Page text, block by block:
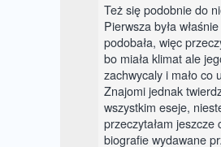
Też się podobnie do
Pierwsza była
podobała, więc
bo miała klimat ale
zachwycaly i mało co
Znajomi jednak
wszystkim eseje,
przeczytałam
biografie wydawane